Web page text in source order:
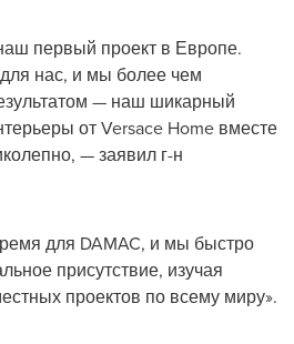
первый проект в Европе.
нас, и мы более чем
— наш шикарный
от Versace Home вместе
— заявил г-н
для DAMAC, и мы быстро
присутствие, изучая
проектов по всему миру».